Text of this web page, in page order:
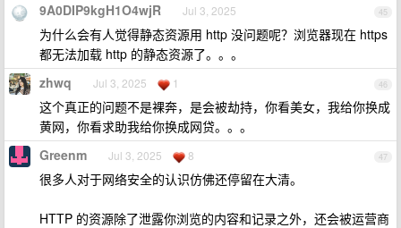
45
9A0DIP9kgH1O4wjR Jul 3, 2025
为什么会有人觉得静态资源用 http 没问题呢？浏览器现在 https
都无法加载 http 的静态资源了。。。
46
zhwq Jul 3, 2025 1
这个真正的问题不是裸奔，是会被劫持，你看美女，我给你换成
黄网，你看求助我给你换成网贷。。。
47
Greenm Jul 3, 2025 8
很多人对于网络安全的认识仿佛还停留在大清。
HTTP 的资源除了泄露你浏览的内容和记录之外，还会被运营商